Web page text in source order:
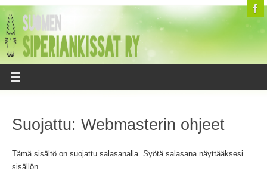
Suojattu: Webmasterin ohjeet
Tämä sisältö on suojattu salasanalla. Syötä salasana näyttääksesi
sisällön.